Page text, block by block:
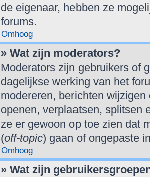
de eigenaar, hebben ze
forums.
Omhoog
» Wat zijn moderators?
Moderators zijn gebruikers of
dagelijkse werking van het
modereren, berichten
openen, verplaatsen, splitsen
ze er gewoon op toe zien dat
(off-topic) gaan of ongepaste
Omhoog
» Wat zijn